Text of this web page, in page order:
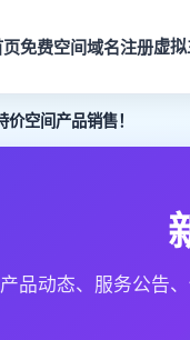
免费空间域名注册虚
空间产品销售！
品动态、服务公告